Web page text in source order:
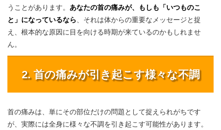
うことがあります。 あなたの首の痛みが、もしも「いつものこ
と」になっているなら、それは体からの重要なメッセージと捉
え、根本的な原因に目を向ける時期が来ているのかもしれませ
ん。
2. 首の痛みが引き起こす様々な不調
首の痛みは、単にその部位だけの問題として捉えられがちです
が、実際には全身に様々な不調を引き起こす可能性があります。